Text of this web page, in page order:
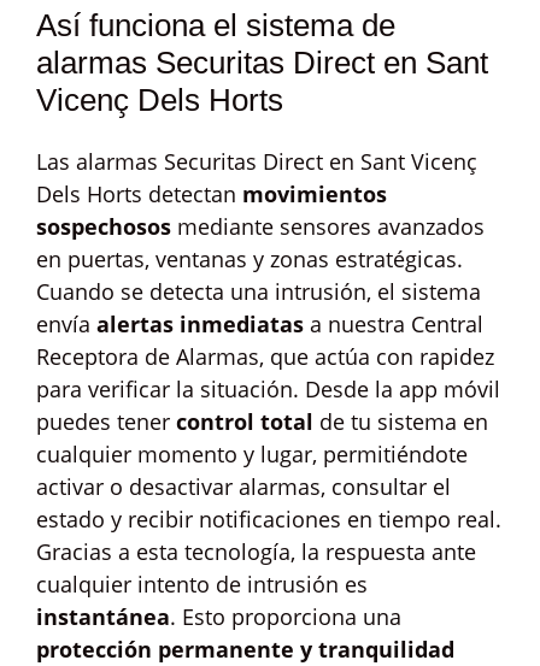
Así funciona el sistema de
alarmas Securitas Direct en Sant
Vicenç Dels Horts
Las alarmas Securitas Direct en Sant Vicenç
Dels Horts detectan movimientos
sospechosos mediante sensores avanzados
en puertas, ventanas y zonas estratégicas.
Cuando se detecta una intrusión, el sistema
envía alertas inmediatas a nuestra Central
Receptora de Alarmas, que actúa con rapidez
para verificar la situación. Desde la app móvil
puedes tener control total de tu sistema en
cualquier momento y lugar, permitiéndote
activar o desactivar alarmas, consultar el
estado y recibir notificaciones en tiempo real.
Gracias a esta tecnología, la respuesta ante
cualquier intento de intrusión es
instantánea. Esto proporciona una
protección permanente y tranquilidad